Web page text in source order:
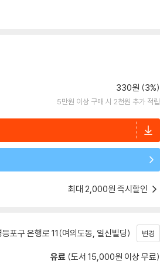
330원 (3%)
5만원 이상 구매 시 2천원 추가 적립
최대 2,000원 즉시할인
포구 은행로 11(여의도동, 일신빌딩) 변경
유료 (도서 15,000원 이상 무료)